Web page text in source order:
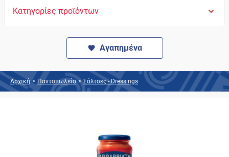
Κατηγορίες προϊόντων
Αγαπημένα
Αρχική > Παντοπωλείο > Σάλτσες - Dressings